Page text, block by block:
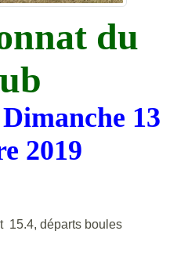
du
13
2019
15.4, départs boules